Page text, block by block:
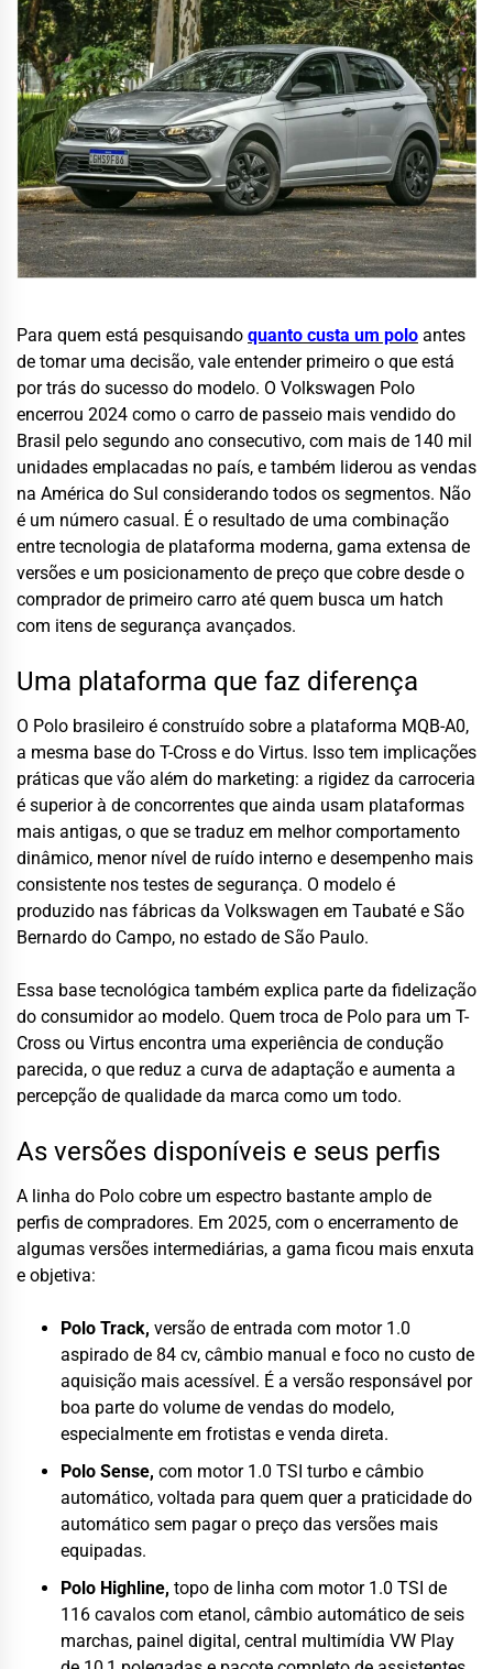
Para quem está pesquisando quanto custa um polo antes
de tomar uma decisão, vale entender primeiro o que está
por trás do sucesso do modelo. O Volkswagen Polo
encerrou 2024 como o carro de passeio mais vendido do
Brasil pelo segundo ano consecutivo, com mais de 140 mil
unidades emplacadas no país, e também liderou as vendas
na América do Sul considerando todos os segmentos. Não
é um número casual. É o resultado de uma combinação
entre tecnologia de plataforma moderna, gama extensa de
versões e um posicionamento de preço que cobre desde o
comprador de primeiro carro até quem busca um hatch
com itens de segurança avançados.
Uma plataforma que faz diferença
O Polo brasileiro é construído sobre a plataforma MQB-A0,
a mesma base do T-Cross e do Virtus. Isso tem implicações
práticas que vão além do marketing: a rigidez da carroceria
é superior à de concorrentes que ainda usam plataformas
mais antigas, o que se traduz em melhor comportamento
dinâmico, menor nível de ruído interno e desempenho mais
consistente nos testes de segurança. O modelo é
produzido nas fábricas da Volkswagen em Taubaté e São
Bernardo do Campo, no estado de São Paulo.
Essa base tecnológica também explica parte da fidelização
do consumidor ao modelo. Quem troca de Polo para um T-
Cross ou Virtus encontra uma experiência de condução
parecida, o que reduz a curva de adaptação e aumenta a
percepção de qualidade da marca como um todo.
As versões disponíveis e seus perfis
A linha do Polo cobre um espectro bastante amplo de
perfis de compradores. Em 2025, com o encerramento de
algumas versões intermediárias, a gama ficou mais enxuta
e objetiva:
Polo Track, versão de entrada com motor 1.0
aspirado de 84 cv, câmbio manual e foco no custo de
aquisição mais acessível. É a versão responsável por
boa parte do volume de vendas do modelo,
especialmente em frotistas e venda direta.
Polo Sense, com motor 1.0 TSI turbo e câmbio
automático, voltada para quem quer a praticidade do
automático sem pagar o preço das versões mais
equipadas.
Polo Highline, topo de linha com motor 1.0 TSI de
116 cavalos com etanol, câmbio automático de seis
marchas, painel digital, central multimídia VW Play